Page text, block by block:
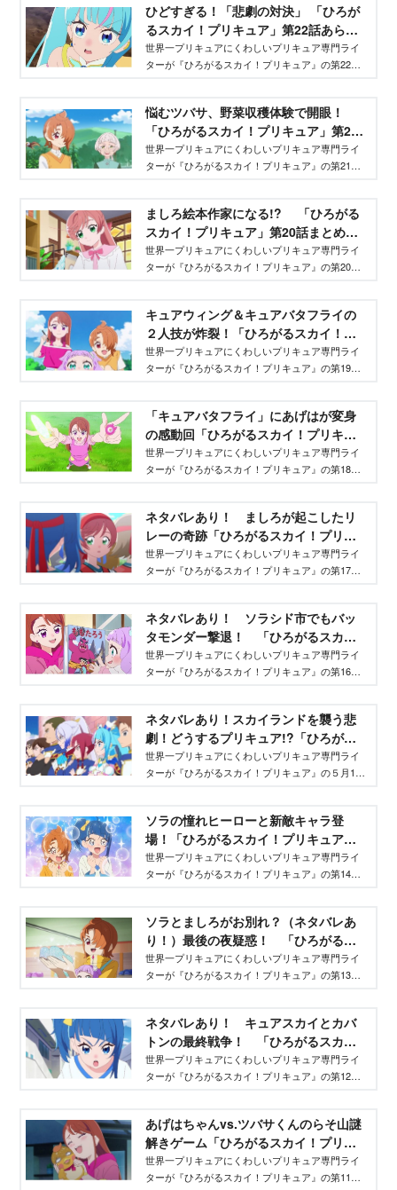
ひどすぎる！「悲劇の対決」 「ひろが
るスカイ！プリキュア」第22話あらす
じまとめ - Aneひめ.net｜講談社
世界一プリキュアにくわしいプリキュア専門ライ
ターが『ひろがるスカイ！プリキュア』の第22話
悩むツバサ、野菜収穫体験で開眼！
「ひろがるスカイ！プリキュア」第21
話まとめ - Aneひめ.net｜講談社
世界一プリキュアにくわしいプリキュア専門ライ
ターが『ひろがるスカイ！プリキュア』の第21話
ましろ絵本作家になる!? 「ひろがる
スカイ！プリキュア」第20話まとめ
（ネタバレあり） - Aneひめ.net｜講談
社
世界一プリキュアにくわしいプリキュア専門ライ
ターが『ひろがるスカイ！プリキュア』の第20話
キュアウィング＆キュアバタフライの
２人技が炸裂！「ひろがるスカイ！プ
リキュア」第19話まとめ - Aneひ
め.net｜講談社
世界一プリキュアにくわしいプリキュア専門ライ
ターが『ひろがるスカイ！プリキュア』の第19話
「キュアバタフライ」にあげはが変身
の感動回「ひろがるスカイ！プリキュ
ア」第18話まとめ - Aneひめ.net｜講
談社
世界一プリキュアにくわしいプリキュア専門ライ
ターが『ひろがるスカイ！プリキュア』の第18話
ネタバレあり！ ましろが起こしたリ
レーの奇跡「ひろがるスカイ！プリキ
ュア」第17話最新話あらすじまとめ -
Aneひめ.net｜講談社
世界一プリキュアにくわしいプリキュア専門ライ
ターが『ひろがるスカイ！プリキュア』の第17話
ネタバレあり！ ソラシド市でもバッ
タモンダー撃退！ 「ひろがるスカ
イ！プリキュア」第16話最新話あらす
じまとめ - Aneひめ.net｜講談社
世界一プリキュアにくわしいプリキュア専門ライ
ターが『ひろがるスカイ！プリキュア』の第16話
ネタバレあり！スカイランドを襲う悲
劇！どうするプリキュア!?「ひろがる
スカイ！プリキュア」第15話まとめ -
Aneひめ.net｜講談社
世界一プリキュアにくわしいプリキュア専門ライ
ターが『ひろがるスカイ！プリキュア』の５月14
ソラの憧れヒーローと新敵キャラ登
場！「ひろがるスカイ！プリキュア」
第14話まとめ（ネタバレあり） - Ane
ひめ.net｜講談社
世界一プリキュアにくわしいプリキュア専門ライ
ターが『ひろがるスカイ！プリキュア』の第14話
ソラとましろがお別れ？（ネタバレあ
り！）最後の夜疑惑！ 「ひろがるス
カイ！プリキュア」第13話あらすじま
とめ - Aneひめ.net｜講談社
世界一プリキュアにくわしいプリキュア専門ライ
ターが『ひろがるスカイ！プリキュア』の第13話
ネタバレあり！ キュアスカイとカバ
トンの最終戦争！ 「ひろがるスカ
イ！プリキュア」第12話まとめ - Ane
ひめ.net｜講談社
世界一プリキュアにくわしいプリキュア専門ライ
ターが『ひろがるスカイ！プリキュア』の第12話
あげはちゃんvs.ツバサくんのらそ山謎
解きゲーム「ひろがるスカイ！プリキ
ュア」第11話最新話あらすじまとめ -
Aneひめ.net｜講談社
世界一プリキュアにくわしいプリキュア専門ライ
ターが『ひろがるスカイ！プリキュア』の第11話